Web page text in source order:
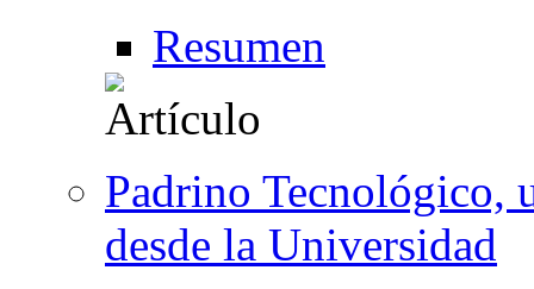
Resumen
Padrino Tecnológico,
desde la Universidad